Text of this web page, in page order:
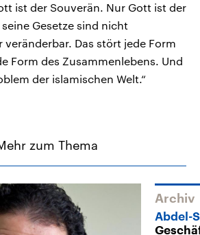
ist der Souverän. Nur Gott ist der
Gesetze sind nicht
Das stört jede Form
Form des Zusammenlebens. Und
der islamischen Welt.“
zum Thema
Archiv
Abdel-